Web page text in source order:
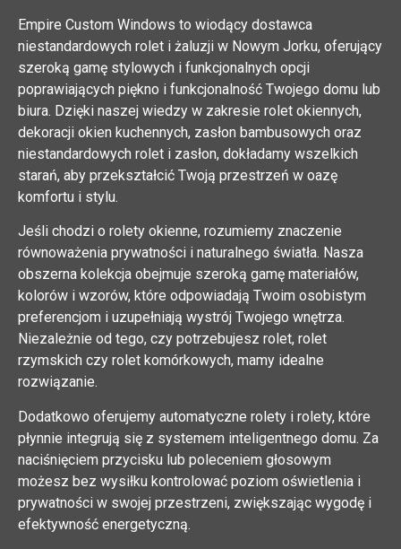
Empire Custom Windows to wiodący dostawca
niestandardowych rolet i żaluzji w Nowym Jorku, oferujący
szeroką gamę stylowych i funkcjonalnych opcji
poprawiających piękno i funkcjonalność Twojego domu lub
biura. Dzięki naszej wiedzy w zakresie rolet okiennych,
dekoracji okien kuchennych, zasłon bambusowych oraz
niestandardowych rolet i zasłon, dokładamy wszelkich
starań, aby przekształcić Twoją przestrzeń w oazę
komfortu i stylu.
Jeśli chodzi o rolety okienne, rozumiemy znaczenie
równoważenia prywatności i naturalnego światła. Nasza
obszerna kolekcja obejmuje szeroką gamę materiałów,
kolorów i wzorów, które odpowiadają Twoim osobistym
preferencjom i uzupełniają wystrój Twojego wnętrza.
Niezależnie od tego, czy potrzebujesz rolet, rolet
rzymskich czy rolet komórkowych, mamy idealne
rozwiązanie.
Dodatkowo oferujemy automatyczne rolety i rolety, które
płynnie integrują się z systemem inteligentnego domu. Za
naciśnięciem przycisku lub poleceniem głosowym
możesz bez wysiłku kontrolować poziom oświetlenia i
prywatności w swojej przestrzeni, zwiększając wygodę i
efektywność energetyczną.